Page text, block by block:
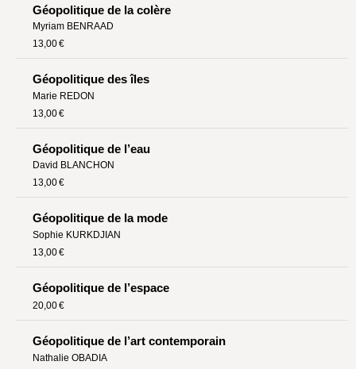
Géopolitique de la colère
Myriam BENRAAD
13,00 €
Géopolitique des îles
Marie REDON
13,00 €
Géopolitique de l’eau
David BLANCHON
13,00 €
Géopolitique de la mode
Sophie KURKDJIAN
13,00 €
Géopolitique de l’espace
20,00 €
Géopolitique de l’art contemporain
Nathalie OBADIA